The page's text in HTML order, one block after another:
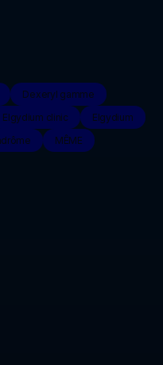
Dexeryl gamme
Elgydium clinic
Elgydium
MÊME